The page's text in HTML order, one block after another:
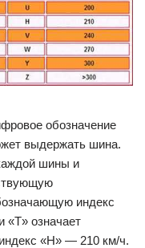
обозначение
выдержать шина.
шины и
индекс
«T» означает
«H» — 210 км/ч.